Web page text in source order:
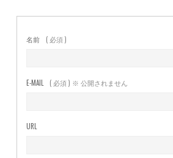
名前 ( 必須 )
E-MAIL ( 必須 ) ※ 公開されません
URL